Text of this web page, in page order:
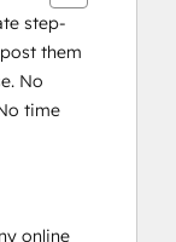
step-
them
No
time
online